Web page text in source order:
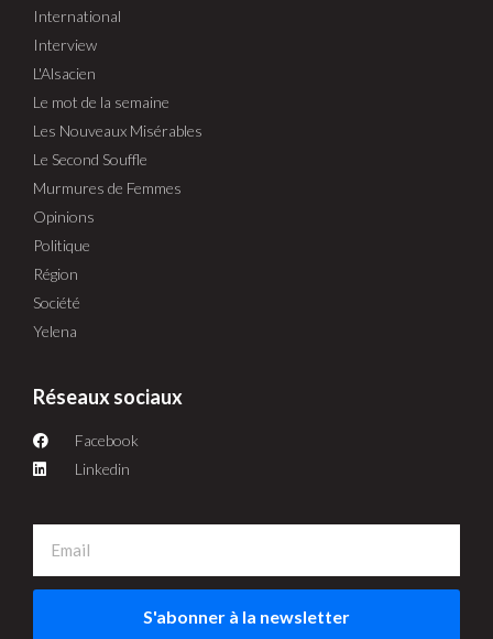
International
Interview
L'Alsacien
Le mot de la semaine
Les Nouveaux Misérables
Le Second Souffle
Murmures de Femmes
Opinions
Politique
Région
Société
Yelena
Réseaux sociaux
Facebook
Linkedin
S'abonner à la newsletter